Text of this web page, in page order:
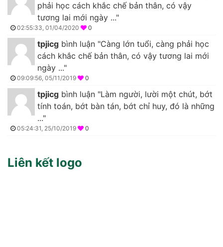
phải học cách khắc chế bản thân, có vậy
tương lai mới ngày ..."
02:55:33, 01/04/2020 0
tpjicg bình luận "Càng lớn tuổi, càng phải học
cách khắc chế bản thân, có vậy tương lai mới
ngày ..."
09:09:56, 05/11/2019 0
tpjicg bình luận "Làm người, lười một chút, bớt
tính toán, bớt bàn tán, bớt chỉ huy, đó là những
..."
05:24:31, 25/10/2019 0
Liên kết logo